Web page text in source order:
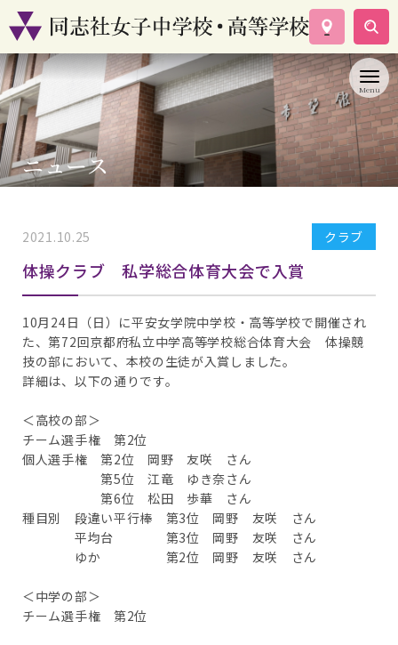
学校案内
コース紹介
学校生活
入試情報
資料請求
ニュース
2021.10.25 クラブ
体操クラブ 私学総合体育大会で入賞
10月24日（日）に平安女学院中学校・高等学校で開催され
た、第72回京都府私立中学高等学校総合体育大会 体操競
技の部において、本校の生徒が入賞しました。
詳細は、以下の通りです。
＜高校の部＞
チーム選手権 第2位
個人選手権 第2位 岡野 友咲 さん
第5位 江竜 ゆき奈さん
第6位 松田 歩華 さん
種目別 段違い平行棒 第3位 岡野 友咲 さん
平均台 第3位 岡野 友咲 さん
ゆか 第2位 岡野 友咲 さん
＜中学の部＞
チーム選手権 第2位